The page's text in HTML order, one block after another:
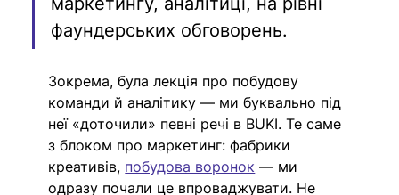
фаундерських обговорень.
Зокрема, була лекція про побудову
команди й аналітику — ми буквально під
неї «доточили» певні речі в BUKI. Те саме
з блоком про маркетинг: фабрики
креативів, побудова воронок — ми
одразу почали це впроваджувати. Не